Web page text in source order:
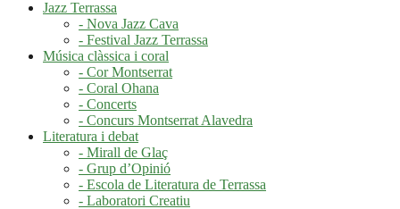
Jazz Terrassa
- Nova Jazz Cava
- Festival Jazz Terrassa
Música clàssica i coral
- Cor Montserrat
- Coral Ohana
- Concerts
- Concurs Montserrat Alavedra
Literatura i debat
- Mirall de Glaç
- Grup d’Opinió
- Escola de Literatura de Terrassa
- Laboratori Creatiu